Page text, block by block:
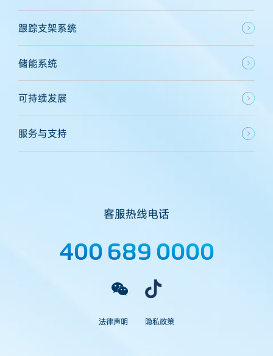
跟踪支架系统
储能系统
可持续发展
服务与支持
客服热线电话
400 689 0000
法律声明 隐私政策